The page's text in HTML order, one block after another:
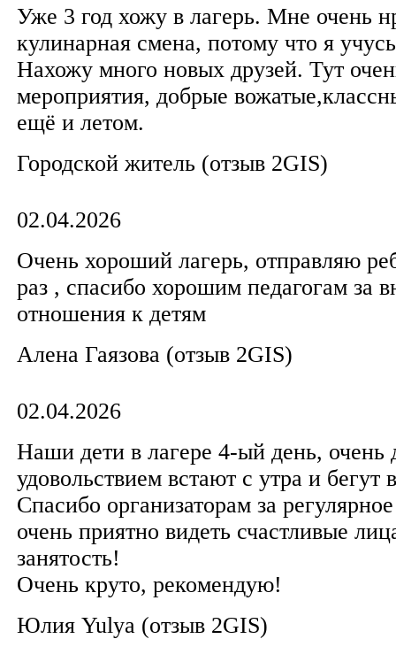
Уже 3 год хожу в лагерь. Мне очень
кулинарная смена, потому что я
Нахожу много новых друзей. Тут
мероприятия, добрые
ещё и летом.
Городской житель (отзыв 2GIS)
02.04.2026
Очень хороший лагерь, отправляю
раз , спасибо хорошим педагогам за
отношения к детям
Алена Гаязова (отзыв 2GIS)
02.04.2026
Наши дети в лагере 4-ый день, очень
удовольствием встают с утра и бегут
Спасибо организаторам за
очень приятно видеть счастливые
занятость!
Очень круто, рекомендую!
Юлия Yulya (отзыв 2GIS)